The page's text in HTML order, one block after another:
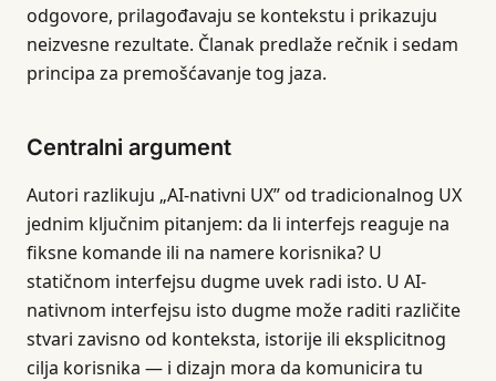
odgovore, prilagođavaju se kontekstu i prikazuju
neizvesne rezultate. Članak predlaže rečnik i sedam
principa za premošćavanje tog jaza.
Centralni argument
Autori razlikuju „AI-nativni UX” od tradicionalnog UX
jednim ključnim pitanjem: da li interfejs reaguje na
fiksne komande ili na namere korisnika? U
statičnom interfejsu dugme uvek radi isto. U AI-
nativnom interfejsu isto dugme može raditi različite
stvari zavisno od konteksta, istorije ili eksplicitnog
cilja korisnika — i dizajn mora da komunicira tu